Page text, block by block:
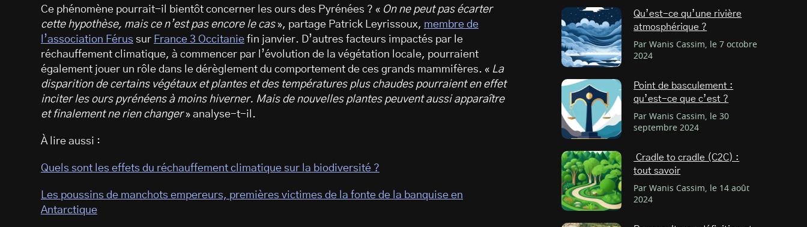
Ce phénomène pourrait-il bientôt concerner les ours des Pyrénées ? « On ne peut pas écarter
cette hypothèse, mais ce n’est pas encore le cas», partage Patrick Leyrissoux, membre de
l’association Férus sur France 3 Occitanie fin janvier. D’autres facteurs impactés par le
réchauffement climatique, à commencer par l’évolution de la végétation locale, pourraient
également jouer un rôle dans le dérèglement du comportement de ces grands mammifères. « La
disparition de certains végétaux et plantes et des températures plus chaudes pourraient en effet
inciter les ours pyrénéens à moins hiverner. Mais de nouvelles plantes peuvent aussi apparaître
et finalement ne rien changer» analyse-t-il.
À lire aussi :
Quels sont les effets du réchauffement climatique sur la biodiversité ?
Les poussins de manchots empereurs, premières victimes de la fonte de la banquise en
Antarctique
Qu’est-ce qu’une rivière
atmosphérique ?
Par Wanis Cassim, le 7 octobre
2024
Point de basculement :
qu’est-ce que c’est ?
Par Wanis Cassim, le 30
septembre 2024
Cradle to cradle (C2C) :
tout savoir
Par Wanis Cassim, le 14 août
2024